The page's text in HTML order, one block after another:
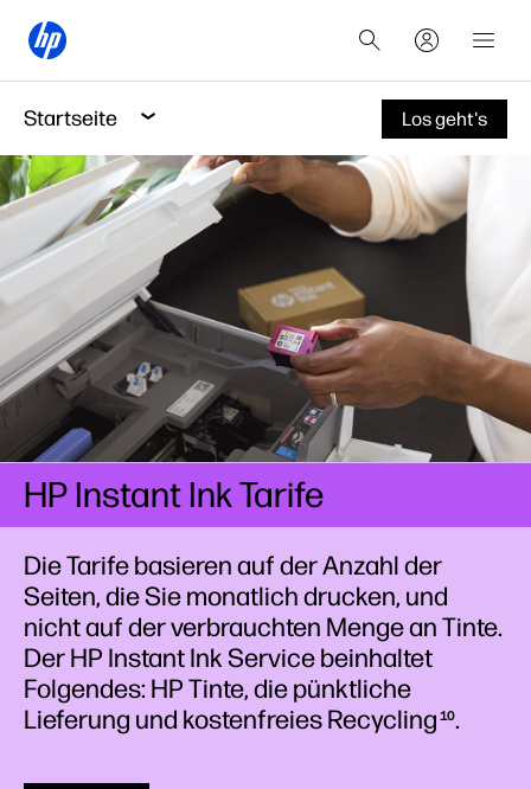
Startseite Los geht's
HP Instant Ink Tarife
Die Tarife basieren auf der Anzahl der
Seiten, die Sie monatlich drucken, und
nicht auf der verbrauchten Menge an Tinte.
Der HP Instant Ink Service beinhaltet
Folgendes: HP Tinte, die pünktliche
Lieferung und kostenfreies Recycling 10.